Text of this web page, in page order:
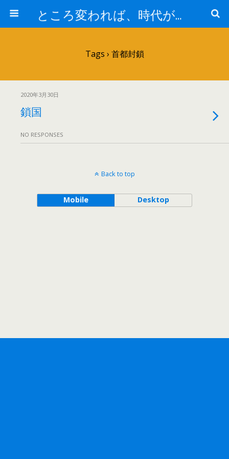
ところ変われば、時代が違えば
Tags › 首都封鎖
2020年3月30日
鎖国
NO RESPONSES
Back to top
Mobile Desktop